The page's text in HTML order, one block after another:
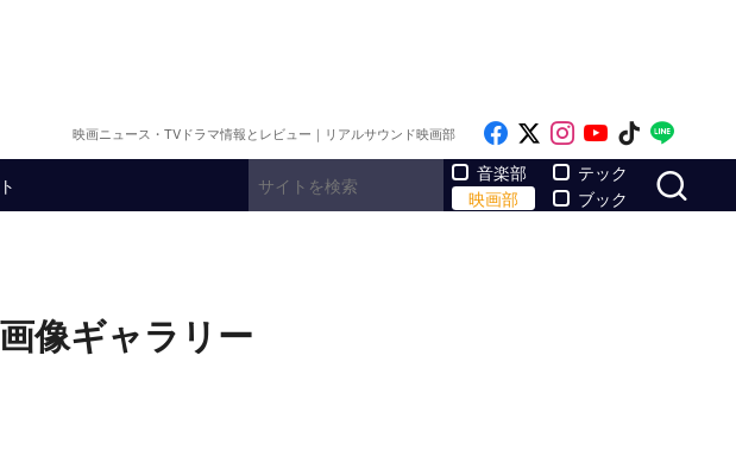
映画ニュース・TVドラマ情報とレビュー｜リアルサウンド映画部 Like on Facebook
Follow on x
Follow on
Follow on
Follow
音楽部
映画部
テック
ブック
像ギャラリー